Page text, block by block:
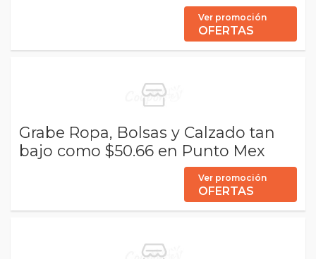
Ver promoción
OFERTAS
Grabe Ropa, Bolsas y Calzado tan
bajo como $50.66 en Punto Mex
Ver promoción
OFERTAS